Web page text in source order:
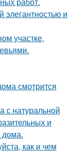
элегантностью и
участке,
смотрится
с натуральной
и
дома.
как и чем